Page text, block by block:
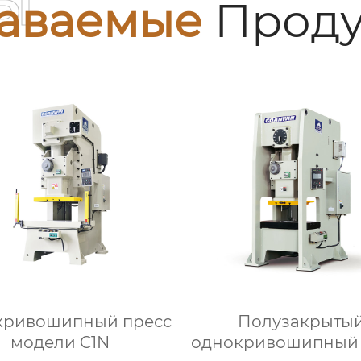
пресс
модели C1N
однокривошипный